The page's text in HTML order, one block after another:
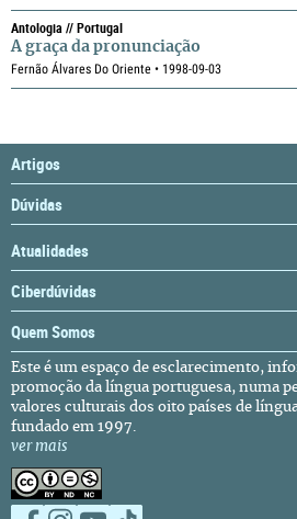
Antologia // Portugal
A graça da pronunciação
Fernão Álvares Do Oriente • 1998-09-03
Artigos
Dúvidas
Atualidades
Ciberdúvidas
Quem Somos
Este é um espaço de esclarecimento,
promoção da língua portuguesa, numa
valores culturais dos oito países de
fundado em 1997.
ver mais